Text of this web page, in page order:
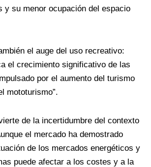
y su menor ocupación del espacio
el auge del uso recreativo:
el crecimiento significativo de las
por el aumento del turismo
mototurismo”.
de la incertidumbre del contexto
el mercado ha demostrado
de los mercados energéticos y
puede afectar a los costes y a la